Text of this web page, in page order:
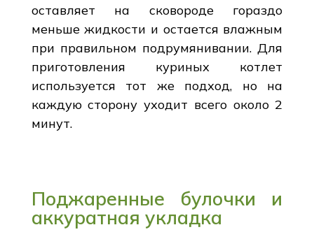
оставляет на сковороде гораздо
меньше жидкости и остается влажным
при правильном подрумянивании. Для
приготовления куриных котлет
используется тот же подход, но на
каждую сторону уходит всего около 2
минут.
Поджаренные булочки и
аккуратная укладка